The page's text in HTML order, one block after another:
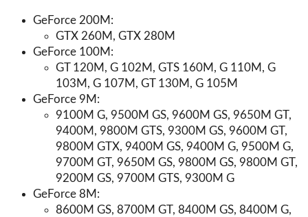
GeForce 200M:
GTX 260M, GTX 280M
GeForce 100M:
GT 120M, G 102M, GTS 160M, G 110M, G
103M, G 107M, GT 130M, G 105M
GeForce 9M:
9100M G, 9500M GS, 9600M GS, 9650M GT,
9400M, 9800M GTS, 9300M GS, 9600M GT,
9800M GTX, 9400M GS, 9400M G, 9500M G,
9700M GT, 9650M GS, 9800M GS, 9800M GT,
9200M GS, 9700M GTS, 9300M G
GeForce 8M:
8600M GS, 8700M GT, 8400M GS, 8400M G,